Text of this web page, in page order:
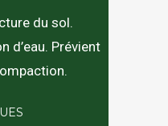
du sol.
d’eau. Prévient